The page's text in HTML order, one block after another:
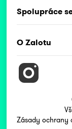
Spolupráce
O Zalotu
Zásady ochrany